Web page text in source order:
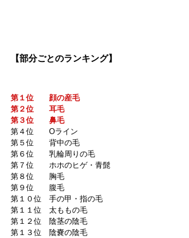
【部分ごとのランキング】
第１位　　顔の産毛
第２位　　耳毛
第３位　　鼻毛
第４位　　Oライン
第５位　　背中の毛
第６位　　乳輪周りの毛
第７位　　ホホのヒゲ・青髭
第８位　　胸毛
第９位　　腹毛
第１０位　手の甲・指の毛
第１１位　太ももの毛
第１２位　陰茎の陰毛
第１３位　陰嚢の陰毛